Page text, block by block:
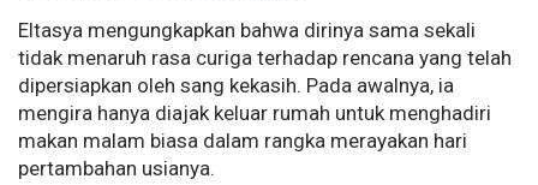
Eltasya mengungkapkan bahwa dirinya sama sekali
tidak menaruh rasa curiga terhadap rencana yang telah
dipersiapkan oleh sang kekasih. Pada awalnya, ia
mengira hanya diajak keluar rumah untuk menghadiri
makan malam biasa dalam rangka merayakan hari
pertambahan usianya.